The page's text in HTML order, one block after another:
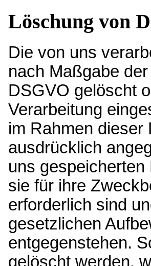
Löschung von
Die von uns
nach Maßgabe
DSGVO gelöscht
Verarbeitung
im Rahmen
ausdrücklich
uns
sie für ihre
erforderlich sind
gesetzlichen
entgegenstehen.
gelöscht werden,